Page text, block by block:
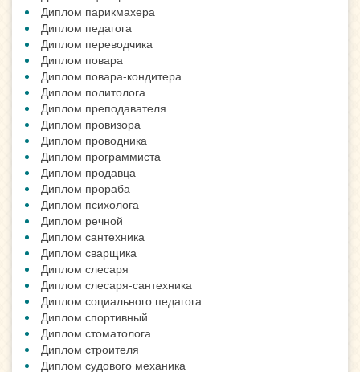
Диплом парикмахера
Диплом педагога
Диплом переводчика
Диплом повара
Диплом повара-кондитера
Диплом политолога
Диплом преподавателя
Диплом провизора
Диплом проводника
Диплом программиста
Диплом продавца
Диплом прораба
Диплом психолога
Диплом речной
Диплом сантехника
Диплом сварщика
Диплом слесаря
Диплом слесаря-сантехника
Диплом социального педагога
Диплом спортивный
Диплом стоматолога
Диплом строителя
Диплом судового механика